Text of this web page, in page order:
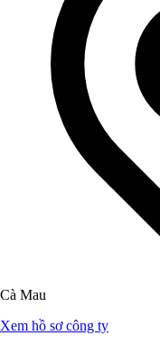
Cà Mau
Xem hồ sơ công ty